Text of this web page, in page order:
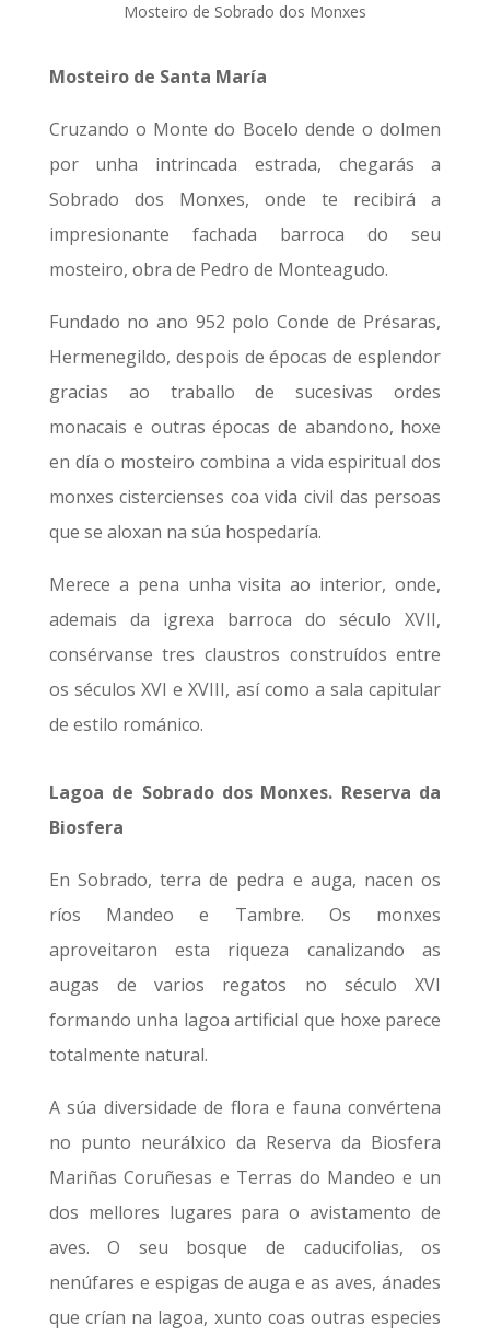
Mosteiro de Sobrado dos Monxes
Mosteiro de Santa María
Cruzando o Monte do Bocelo dende o dolmen
por unha intrincada estrada, chegarás a
Sobrado dos Monxes, onde te recibirá a
impresionante fachada barroca do seu
mosteiro, obra de Pedro de Monteagudo.
Fundado no ano 952 polo Conde de Présaras,
Hermenegildo, despois de épocas de esplendor
gracias ao traballo de sucesivas ordes
monacais e outras épocas de abandono, hoxe
en día o mosteiro combina a vida espiritual dos
monxes cistercienses coa vida civil das persoas
que se aloxan na súa hospedaría.
Merece a pena unha visita ao interior, onde,
ademais da igrexa barroca do século XVII,
consérvanse tres claustros construídos entre
os séculos XVI e XVIII, así como a sala capitular
de estilo románico.
Lagoa de Sobrado dos Monxes. Reserva da
Biosfera
En Sobrado, terra de pedra e auga, nacen os
ríos Mandeo e Tambre. Os monxes
aproveitaron esta riqueza canalizando as
augas de varios regatos no século XVI
formando unha lagoa artificial que hoxe parece
totalmente natural.
A súa diversidade de flora e fauna convértena
no punto neurálxico da Reserva da Biosfera
Mariñas Coruñesas e Terras do Mandeo e un
dos mellores lugares para o avistamento de
aves. O seu bosque de caducifolias, os
nenúfares e espigas de auga e as aves, ánades
que crían na lagoa, xunto coas outras especies